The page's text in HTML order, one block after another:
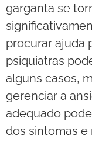
garganta se
procurar ajuda
psiquiatras
alguns casos,
gerenciar a
adequado
dos sintomas e